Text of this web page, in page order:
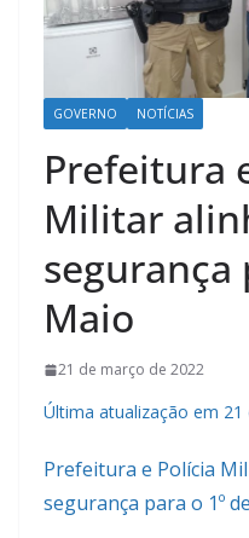
GOVERNO NOTÍCIAS
Prefeitura
Militar
segurança
Maio
21 de março de 2022
Última atualização em
Prefeitura e Polícia
segurança para o 1º